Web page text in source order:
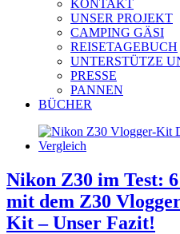
KONTAKT
UNSER PROJEKT
CAMPING GÄSI
REISETAGEBUCH
UNTERSTÜTZE
PRESSE
PANNEN
BÜCHER
Nikon Z30 im Test:
mit dem Z30
Kit – Unser Fazit!